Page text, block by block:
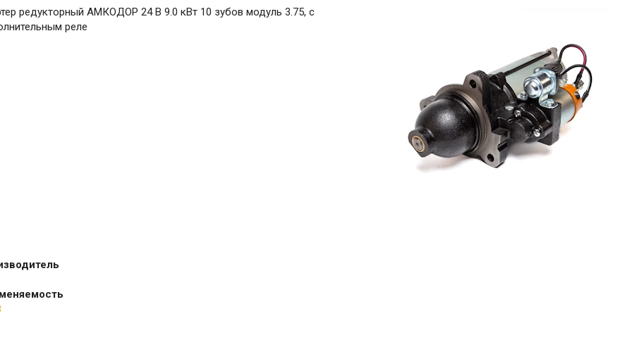
редукторный АМКОДОР 24 В 9.0 кВт 10 зубов модуль 3.75, с
реле